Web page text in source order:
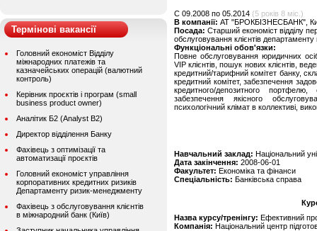
Термінові вакансії
Головний економіст Відділу
міжнародних платежів та
казначейських операцій (валютний
контроль)
Керівник проєктів і програм (small
business product owner)
Аналітик Б2 (Analyst B2)
Директор відділення Банку
Фахівець з оптимізації та
автоматизації проєктів
Головний економіст управління
корпоративних кредитних ризиків
Департаменту ризик-менеджменту
Фахівець з обслуговування клієнтів
в міжнародний банк (Київ)
C 09.2008 по 05.2014 (5 років 8 міс.)
В компанії: АТ "БРОКБІЗНЕСБАНК",
Посада: Старший економіст відділу
обслуговування клієнтів департаменту
Функціональні обов'язки:
Повне обслуговування юридичних
VIP клієнтів, пошук нових клієнтів,
кредитний/тарифний комітет банку,
кредитний комітет, забезпечення
кредитного/депозитного
забезпечення якісного
психологічний клімат в коллективі,
Навчальний заклад: Національний
Дата закінчення: 2008-06-01
Факультет: Економіка та фінанси
Спеціальність: Банківська справа
Назва курсу/тренінгу: Ефективний
Компанія: Національний центр